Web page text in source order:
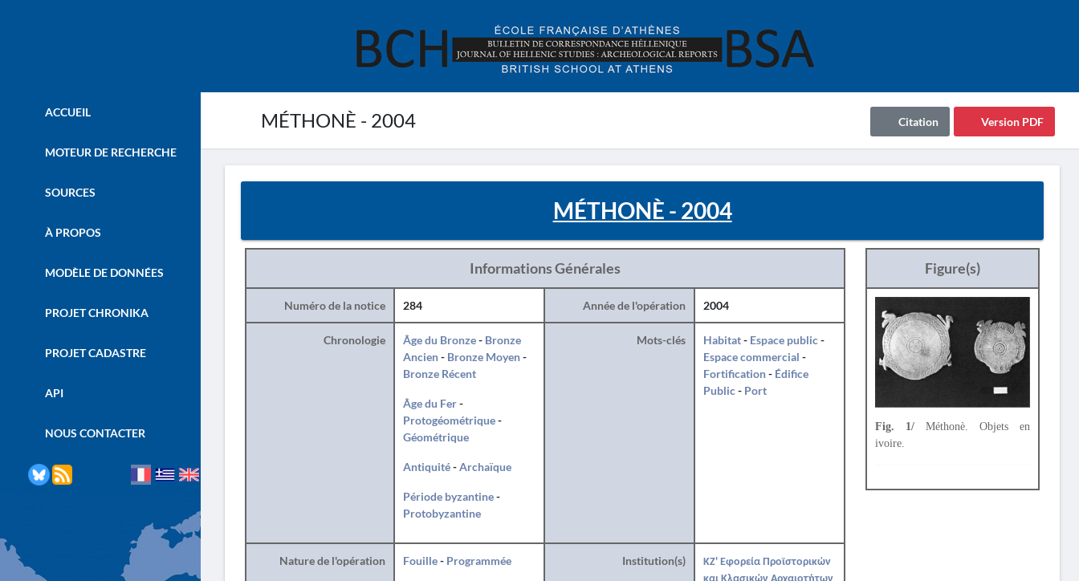
MÉTHONÈ - 2004 Version PDF
Citation
ACCUEIL
MOTEUR DE RECHERCHE
SOURCES
À PROPOS
MODÈLE DE DONNÉES
PROJET CHRONIKA
PROJET CADASTRE
API
NOUS CONTACTER
MÉTHONÈ - 2004
Informations Générales
Numéro de la notice 284 Année de l'opération 2004
Chronologie Âge du Bronze- Bronze
Ancien- Bronze Moyen-
Bronze Récent
Âge du Fer-
Protogéométrique-
Géométrique
Antiquité-Archaïque
Période byzantine-
Protobyzantine
Mots-clés Habitat- Espace public-
Espace commercial -
Fortification- Édifice
Public- Port
Nature de l'opération Fouille- Programmée Institution(s)
ΚΖ' Εφορεία Προϊστορικών
και Κλασικών Αρχαιοτήτων
Figure(s)
Fig. 1/Méthonè. Objets en
ivoire.